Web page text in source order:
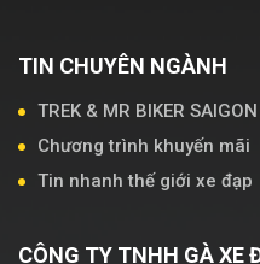
TIN CHUYÊN NGÀNH
TREK & MR BIKER SAIGON
Chương trình khuyến mãi
Tin nhanh thế giới xe đạp
CÔNG TY TNHH GÀ XE